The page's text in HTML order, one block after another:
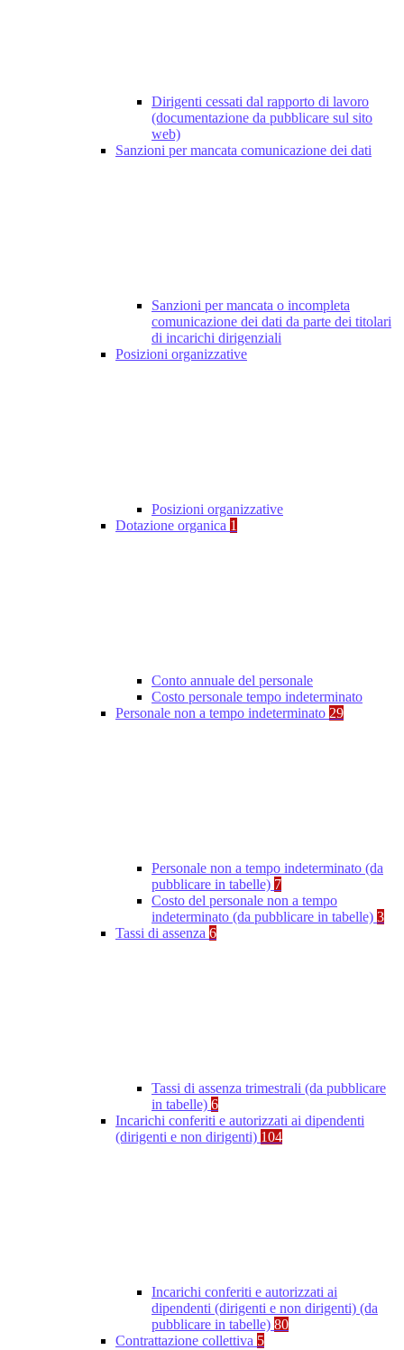
Dirigenti cessati dal rapporto di lavoro
(documentazione da pubblicare sul sito
web)
Sanzioni per mancata comunicazione dei dati
Sanzioni per mancata o incompleta
comunicazione dei dati da parte dei titolari
di incarichi dirigenziali
Posizioni organizzative
Posizioni organizzative
Dotazione organica 1
Conto annuale del personale
Costo personale tempo indeterminato
Personale non a tempo indeterminato 29
Personale non a tempo indeterminato (da
pubblicare in tabelle) 7
Costo del personale non a tempo
indeterminato (da pubblicare in tabelle) 3
Tassi di assenza 6
Tassi di assenza trimestrali (da pubblicare
in tabelle) 6
Incarichi conferiti e autorizzati ai dipendenti
(dirigenti e non dirigenti) 104
Incarichi conferiti e autorizzati ai
dipendenti (dirigenti e non dirigenti) (da
pubblicare in tabelle) 80
Contrattazione collettiva 5